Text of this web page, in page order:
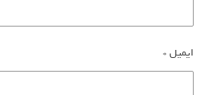
ایمیل*